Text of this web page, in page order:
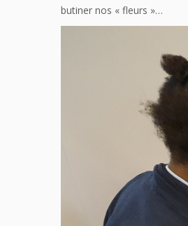
butiner nos « fleurs »…